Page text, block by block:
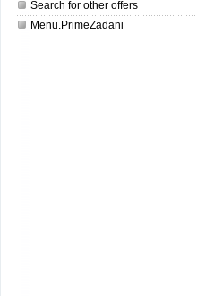
Search for other offers
Menu.PrimeZadani